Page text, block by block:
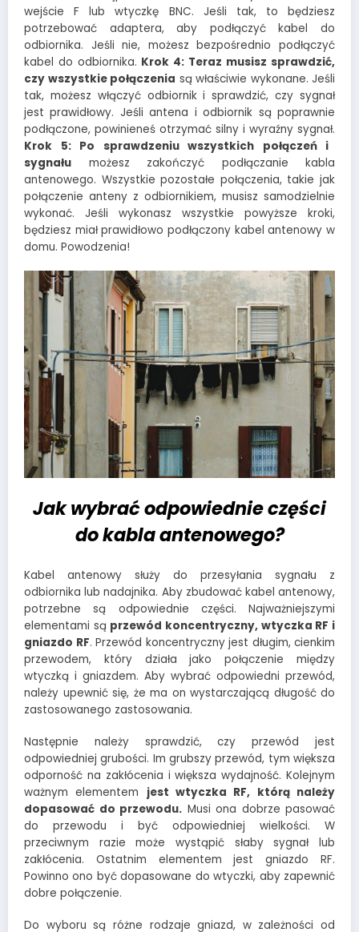
wejście F lub wtyczkę BNC. Jeśli tak, to będziesz
potrzebować adaptera, aby podłączyć kabel do
odbiornika. Jeśli nie, możesz bezpośrednio podłączyć
kabel do odbiornika. Krok 4: Teraz musisz sprawdzić,
czy wszystkie połączenia są właściwie wykonane. Jeśli
tak, możesz włączyć odbiornik i sprawdzić, czy sygnał
jest prawidłowy. Jeśli antena i odbiornik są poprawnie
podłączone, powinieneś otrzymać silny i wyraźny sygnał.
Krok 5: Po sprawdzeniu wszystkich połączeń i
sygnału możesz zakończyć podłączanie kabla
antenowego. Wszystkie pozostałe połączenia, takie jak
połączenie anteny z odbiornikiem, musisz samodzielnie
wykonać. Jeśli wykonasz wszystkie powyższe kroki,
będziesz miał prawidłowo podłączony kabel antenowy w
domu. Powodzenia!
Jak wybrać odpowiednie części
do kabla antenowego?
Kabel antenowy służy do przesyłania sygnału z
odbiornika lub nadajnika. Aby zbudować kabel antenowy,
potrzebne są odpowiednie części. Najważniejszymi
elementami są przewód koncentryczny, wtyczka RF i
gniazdo RF. Przewód koncentryczny jest długim, cienkim
przewodem, który działa jako połączenie między
wtyczką i gniazdem. Aby wybrać odpowiedni przewód,
należy upewnić się, że ma on wystarczającą długość do
zastosowanego zastosowania.
Następnie należy sprawdzić, czy przewód jest
odpowiedniej grubości. Im grubszy przewód, tym większa
odporność na zakłócenia i większa wydajność. Kolejnym
ważnym elementem jest wtyczka RF, którą należy
dopasować do przewodu. Musi ona dobrze pasować
do przewodu i być odpowiedniej wielkości. W
przeciwnym razie może wystąpić słaby sygnał lub
zakłócenia. Ostatnim elementem jest gniazdo RF.
Powinno ono być dopasowane do wtyczki, aby zapewnić
dobre połączenie.
Do wyboru są różne rodzaje gniazd, w zależności od